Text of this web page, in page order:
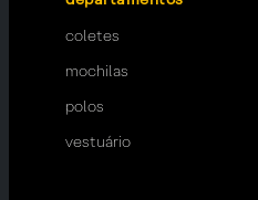
coletes
mochilas
polos
vestuário